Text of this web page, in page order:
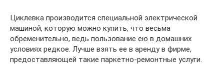
Циклевка производится специальной электрической
машиной, которую можно купить, что весьма
обременительно, ведь пользование ею в домашних
условиях редкое. Лучше взять ее в аренду в фирме,
предоставляющей такие паркетно-ремонтные услуги.